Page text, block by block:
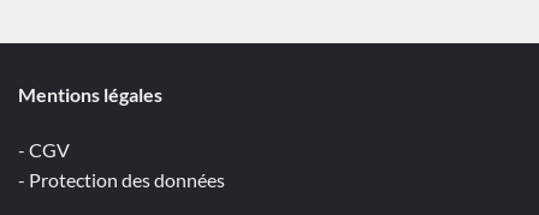
Mentions légales
- CGV
- Protection des données